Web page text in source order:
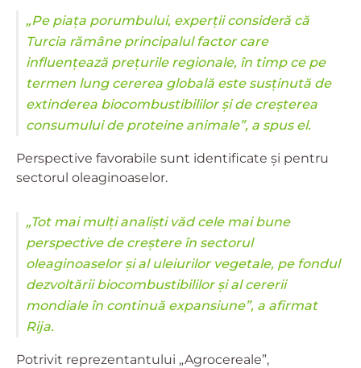
„Pe piața porumbului, experții consideră că
Turcia rămâne principalul factor care
influențează prețurile regionale, în timp ce pe
termen lung cererea globală este susținută de
extinderea biocombustibililor și de creșterea
consumului de proteine animale”, a spus el.
Perspective favorabile sunt identificate și pentru
sectorul oleaginoaselor.
„Tot mai mulți analiști văd cele mai bune
perspective de creștere în sectorul
oleaginoaselor și al uleiurilor vegetale, pe fondul
dezvoltării biocombustibililor și al cererii
mondiale în continuă expansiune”, a afirmat
Rija.
Potrivit reprezentantului „Agrocereale”,